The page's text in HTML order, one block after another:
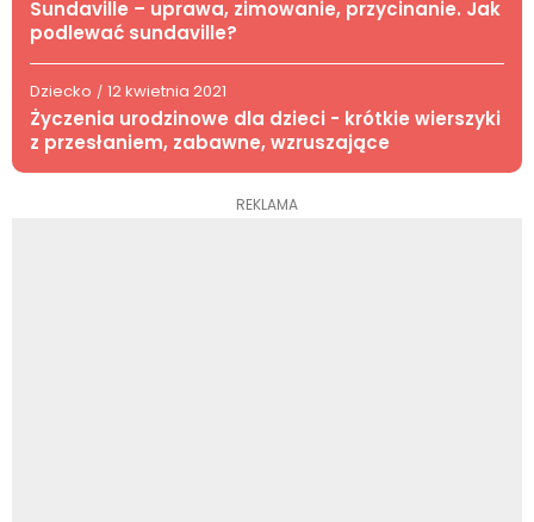
Sundaville – uprawa, zimowanie, przycinanie. Jak
podlewać sundaville?
Dziecko / 12 kwietnia 2021
Życzenia urodzinowe dla dzieci - krótkie wierszyki
z przesłaniem, zabawne, wzruszające
REKLAMA